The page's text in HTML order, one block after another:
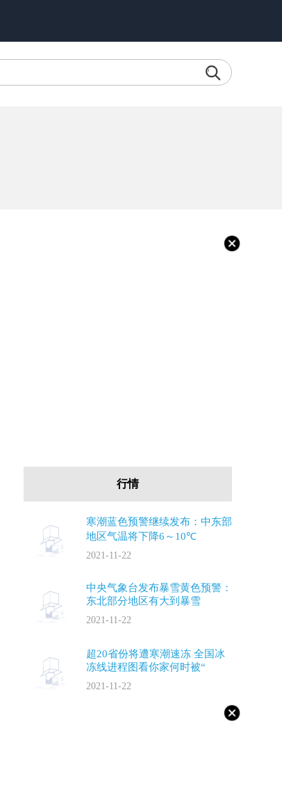
行情
寒潮蓝色预警继续发布：中东部
地区气温将下降6～10℃
2021-11-22
中央气象台发布暴雪黄色预警：
东北部分地区有大到暴雪
2021-11-22
超20省份将遭寒潮速冻 全国冰
冻线进程图看你家何时被“
2021-11-22